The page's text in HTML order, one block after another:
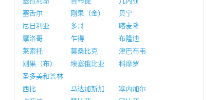
塞舌尔
刚果（金）
贝宁
尼日利亚
多哥
喀麦隆
摩洛哥
乍得
布隆迪
莱索托
莫桑比克
津巴布韦
刚果（布）
埃塞俄比亚
科摩罗
圣多美和普林
西比
马达加斯加
塞内加尔